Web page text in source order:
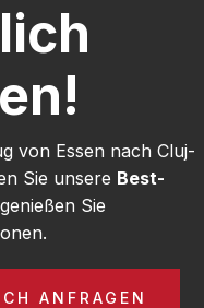
von Essen nach Cluj-
Sie unsere Best-
Sie
ANFRAGEN